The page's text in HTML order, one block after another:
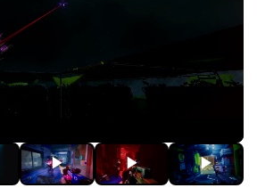
フランス語 (フル音声対応)
イタリア語 (フル音声対応)
ドイツ語 (フル音声対応)
スペイン語 - スペイン (フル音声対応)
韓国語 (フル音声対応)
ポーランド語 (フル音声対応)
ポルトガル語－ブラジル (フル音声対
応)
スペイン語－ラテンアメリカ (フル音
声対応)
中国語（繁体字）